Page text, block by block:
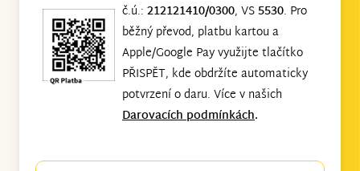
č.ú.:212121410/0300, VS5530. Pro
běžný převod, platbu kartou a
Apple/Google Pay využijte tlačítko
PŘISPĚT, kde obdržíte automaticky
potvrzení o daru. Více v našich
Darovacích podmínkách.